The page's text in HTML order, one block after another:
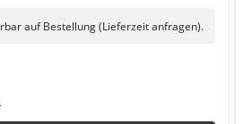
auf Bestellung (Lieferzeit anfragen).